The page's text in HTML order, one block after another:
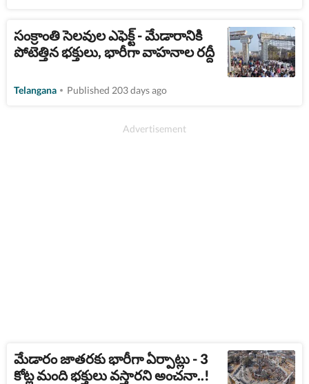
సంక్రాంతి సెలవుల ఎఫెక్ట్ - మేడారానికి
పోటెత్తిన భక్తులు, భారీగా వాహనాల రద్దీ
Telangana Published 203 days ago
మేడారం జాతరకు భారీగా ఏర్పాట్లు - 3
కోట్ల మంది భక్తులు వస్తారని అంచనా..!